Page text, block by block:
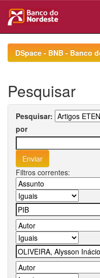
navigationDSpace - BNB - Banco
Pesquisar
Pesquisar:
por
Filtros correntes: